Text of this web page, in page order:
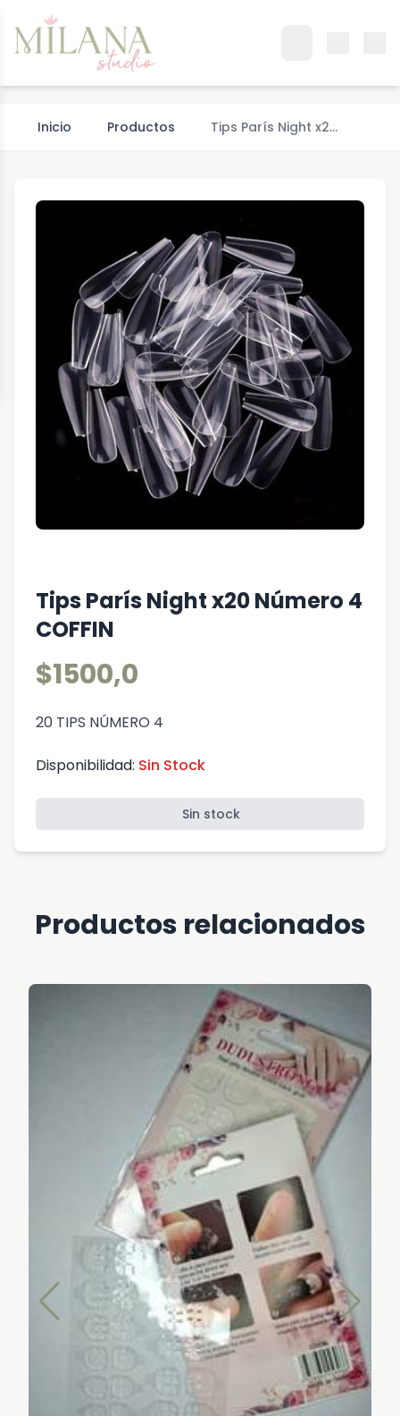
Inicio Productos Tips París Night x2…
Tips París Night x20 Número 4
COFFIN
$1500,0
20 TIPS NÚMERO 4
Disponibilidad: Sin Stock
Sin stock
Productos relacionados